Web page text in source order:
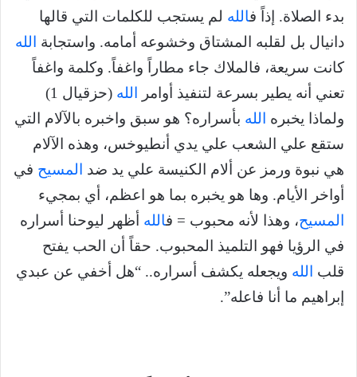
بدء الصلاة. إذاً فالله لم يستجب للكلمات التي قالها
دانيال بل لقلبه المشتاق وخشوعه أمامه. واستجابة
الله
كانت سريعة، فالملاك جاء مطاراً واغفاً. وكلمة واغفاً
تعني أنه يطير بسرعة لتنفيذ أوامر
الله
(حزقيال 1)
ولماذا يخبره
الله بأسراره؟ هو سبق واخبره بالآلام التي
ستقع علي الشعب علي يدي أنطيوخس، وهذه الآلام
هي نبوة ورمز عن ألام الكنيسة علي يد ضد
المسيح في
أواخر الأيام. وها هو يخبره بما هو اعظم، أي بمجيء
المسيح، وهذا لأنه محبوب = فالله أظهر ليوحنا أسراره
في الرؤيا فهو التلميذ المحبوب. حقاً أن الحب يفتح
قلب
الله ويجعله يكشف أسراره.. “هل أخفي عن عبدي
إبراهيم ما أنا فاعله”.